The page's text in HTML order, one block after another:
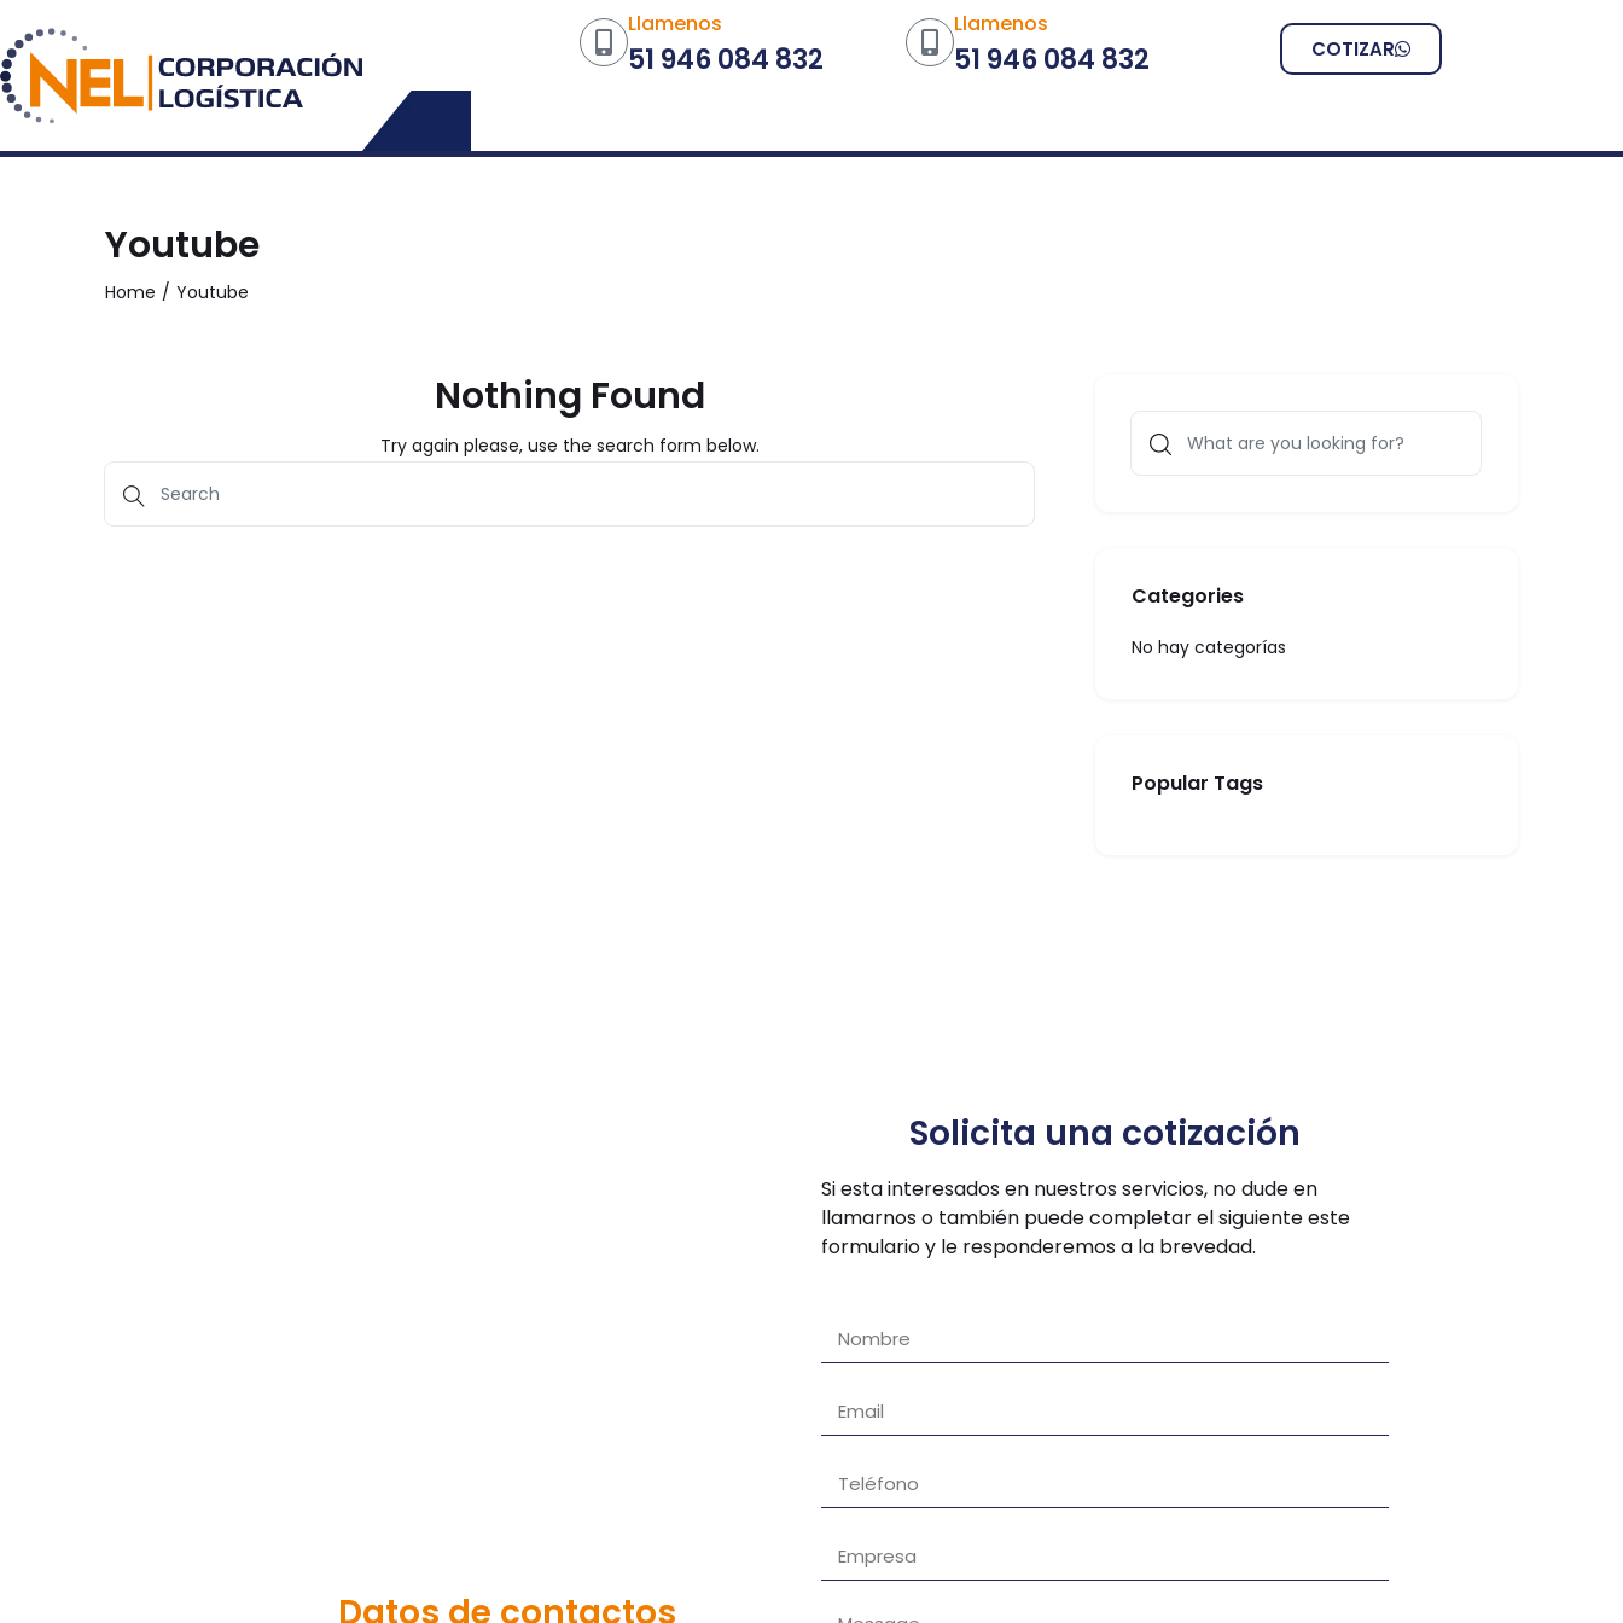
Llamenos
51 946 084 832
Llamenos
51 946 084 832 COTIZAR
Youtube
Home Youtube
Nothing Found
Try again please, use the search form below.
Categories
No hay categorías
Popular Tags
Datos de contactos
Solicita una cotización
Si esta interesados en nuestros servicios, no dude en
llamarnos o también puede completar el siguiente este
formulario y le responderemos a la brevedad.